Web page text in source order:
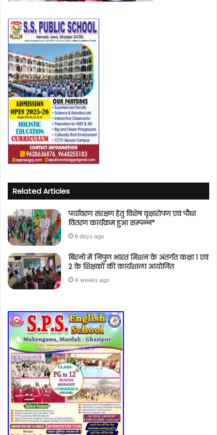
Related Articles
पर्यावरण संरक्षण हेतु विशेष वृक्षारोपण एवं पौधा
वितरण कार्यक्रम हुआ सम्पन्न*
6 days ago
बिरनो में निपुण भारत मिशन के अंतर्गत कक्षा 1 एवं
2 के शिक्षकों की कार्यशाला आयोजित
4 weeks ago